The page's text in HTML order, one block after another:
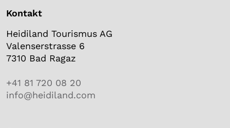
Kontakt
Heidiland Tourismus AG
Valenserstrasse 6
7310 Bad Ragaz
+41 81 720 08 20
info@heidiland.com